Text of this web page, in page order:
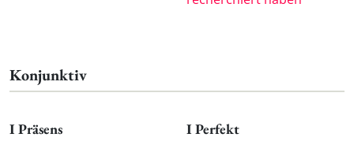
Konjunktiv
I Präsens I Perfekt